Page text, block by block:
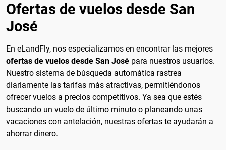
Ofertas de vuelos desde San
José
En eLandFly, nos especializamos en encontrar las mejores
ofertas de vuelos desde San José para nuestros usuarios.
Nuestro sistema de búsqueda automática rastrea
diariamente las tarifas más atractivas, permitiéndonos
ofrecer vuelos a precios competitivos. Ya sea que estés
buscando un vuelo de último minuto o planeando unas
vacaciones con antelación, nuestras ofertas te ayudarán a
ahorrar dinero.